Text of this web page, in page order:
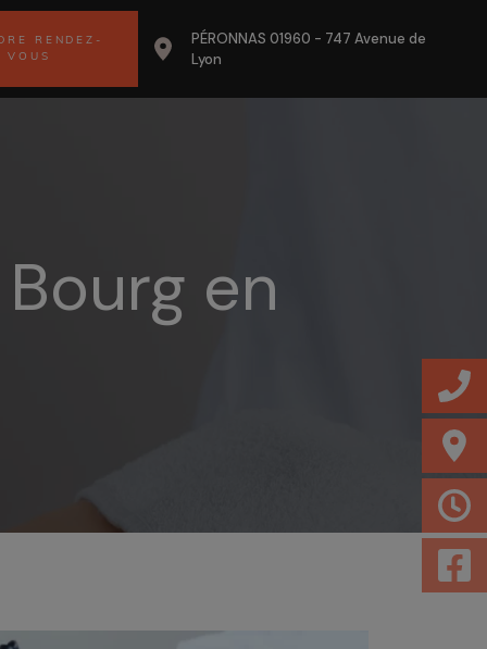
RENDEZ-
VOUS
PÉRONNAS 01960 - 747 Avenue de
Lyon
en